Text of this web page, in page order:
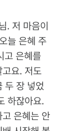
. 저 마음이
오늘 은혜 주
고 은혜를
요. 저도
두 장 넣었
하잖아요.
은혜는 안